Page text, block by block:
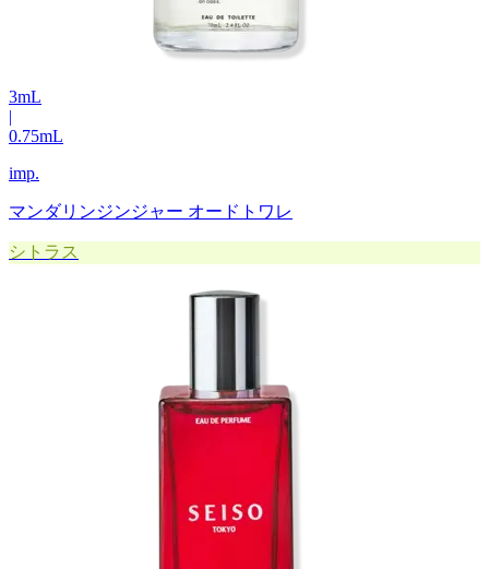
3mL
|
0.75mL
imp.
マンダリンジンジャー オードトワレ
シトラス